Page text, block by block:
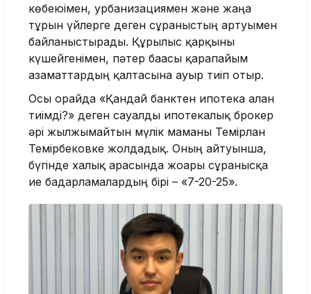
көбеюімен, урбанизациямен және жаңа
тұрғын үйлерге деген сұраныстың артуымен
байланыстырады. Құрылыс қарқыны
күшейгенімен, пәтер бағасы қарапайым
азаматтардың қалтасына ауыр тиіп отыр.
Осы орайда «Қандай банктен ипотека алған
тиімді?» деген сауалды ипотекалық брокер
әрі жылжымайтын мүлік маманы Темірлан
Темірбековке жолдадық. Оның айтуынша,
бүгінде халық арасында жоғары сұранысқа
ие бағдарламалардың бірі – «7-20-25».